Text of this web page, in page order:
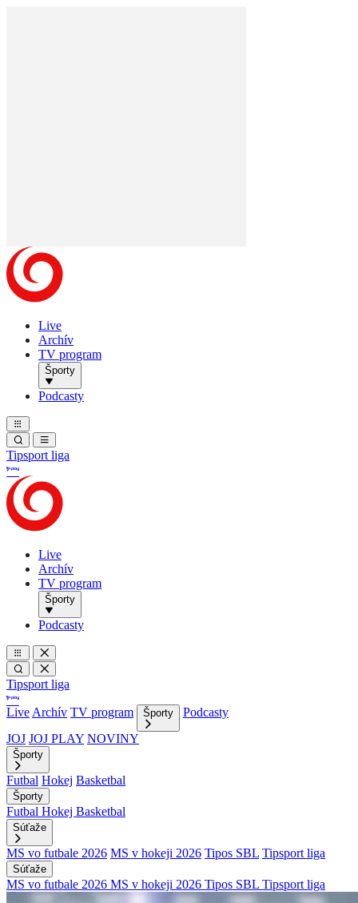
Live
Archív
TV program
Športy
Podcasty
Tipsport liga
Live
Archív
TV program
Športy
Podcasty
Tipsport liga
Live Archív TV program Športy
Podcasty
JOJ JOJ PLAY NOVINY
Športy
Futbal Hokej Basketbal
Športy
Futbal Hokej Basketbal
Súťaže
MS vo futbale 2026 MS v hokeji 2026 Tipos SBL Tipsport liga
Súťaže
MS vo futbale 2026 MS v hokeji 2026 Tipos SBL Tipsport liga